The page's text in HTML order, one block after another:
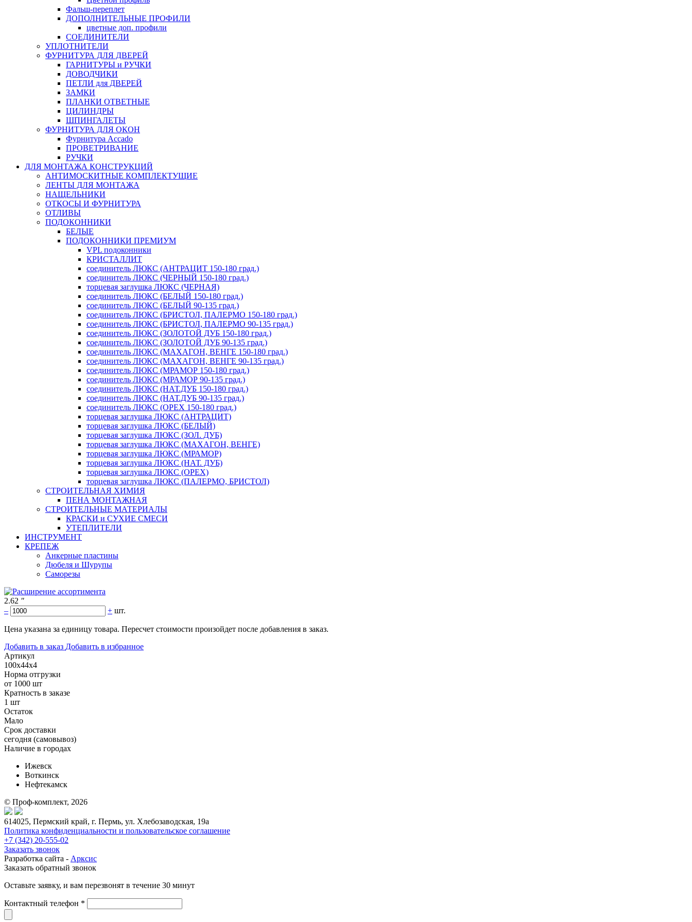
Фальш-переплет
ДОПОЛНИТЕЛЬНЫЕ ПРОФИЛИ
цветные доп. профили
СОЕДИНИТЕЛИ
УПЛОТНИТЕЛИ
ФУРНИТУРА ДЛЯ ДВЕРЕЙ
ГАРНИТУРЫ и РУЧКИ
ДОВОДЧИКИ
ПЕТЛИ для ДВЕРЕЙ
ЗАМКИ
ПЛАНКИ ОТВЕТНЫЕ
ЦИЛИНДРЫ
ШПИНГАЛЕТЫ
ФУРНИТУРА ДЛЯ ОКОН
Фурнитура Accado
ПРОВЕТРИВАНИЕ
РУЧКИ
ДЛЯ МОНТАЖА КОНСТРУКЦИЙ
АНТИМОСКИТНЫЕ КОМПЛЕКТУЩИЕ
ЛЕНТЫ ДЛЯ МОНТАЖА
НАЩЕЛЬНИКИ
ОТКОСЫ И ФУРНИТУРА
ОТЛИВЫ
ПОДОКОННИКИ
БЕЛЫЕ
ПОДОКОННИКИ ПРЕМИУМ
VPL подоконники
КРИСТАЛЛИТ
соединитель ЛЮКС (АНТРАЦИТ 150-180 град.)
соединитель ЛЮКС (ЧЕРНЫЙ 150-180 град.)
торцевая заглушка ЛЮКС (ЧЕРНАЯ)
соединитель ЛЮКС (БЕЛЫЙ 150-180 град.)
соединитель ЛЮКС (БЕЛЫЙ 90-135 град.)
соединитель ЛЮКС (БРИСТОЛ, ПАЛЕРМО 150-180 град.)
соединитель ЛЮКС (БРИСТОЛ, ПАЛЕРМО 90-135 град.)
соединитель ЛЮКС (ЗОЛОТОЙ ДУБ 150-180 град.)
соединитель ЛЮКС (ЗОЛОТОЙ ДУБ 90-135 град.)
соединитель ЛЮКС (МАХАГОН, ВЕНГЕ 150-180 град.)
соединитель ЛЮКС (МАХАГОН, ВЕНГЕ 90-135 град.)
соединитель ЛЮКС (МРАМОР 150-180 град.)
соединитель ЛЮКС (МРАМОР 90-135 град.)
соединитель ЛЮКС (НАТ.ДУБ 150-180 град.)
соединитель ЛЮКС (НАТ.ДУБ 90-135 град.)
соединитель ЛЮКС (ОРЕХ 150-180 град.)
торцевая заглушка ЛЮКС (АНТРАЦИТ)
торцевая заглушка ЛЮКС (БЕЛЫЙ)
торцевая заглушка ЛЮКС (ЗОЛ. ДУБ)
торцевая заглушка ЛЮКС (МАХАГОН, ВЕНГЕ)
торцевая заглушка ЛЮКС (МРАМОР)
торцевая заглушка ЛЮКС (НАТ. ДУБ)
торцевая заглушка ЛЮКС (ОРЕХ)
торцевая заглушка ЛЮКС (ПАЛЕРМО, БРИСТОЛ)
СТРОИТЕЛЬНАЯ ХИМИЯ
ПЕНА МОНТАЖНАЯ
СТРОИТЕЛЬНЫЕ МАТЕРИАЛЫ
КРАСКИ и СУХИЕ СМЕСИ
УТЕПЛИТЕЛИ
ИНСТРУМЕНТ
КРЕПЕЖ
Анкерные пластины
Дюбеля и Шурупы
Саморезы
2.62 "
–
+ шт.
Цена указана за единицу товара. Пересчет стоимости произойдет после добавления в заказ.
Добавить в заказ Добавить в избранное
Артикул
100х44х4
Норма отгрузки
от 1000 шт
Кратность в заказе
1 шт
Остаток
Мало
Срок доставки
cегодня (самовывоз)
Наличие в городах
Ижевск
Воткинск
Нефтекамск
© Проф-комплект, 2026
614025, Пермский край, г. Пермь, ул. Хлебозаводская, 19а
Политика конфиденциальности и пользовательское соглашение
+7 (342) 20-555-02
Заказать звонок
Разработка сайта - Арксис
Заказать обратный звонок
Оставьте заявку, и вам перезвонят в течение 30 минут
Контактный телефон *